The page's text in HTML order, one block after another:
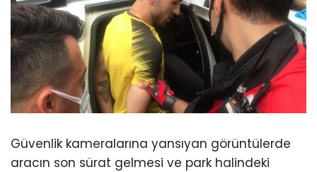
Güvenlik kameralarına yansıyan görüntülerde
aracın son sürat gelmesi ve park halindeki